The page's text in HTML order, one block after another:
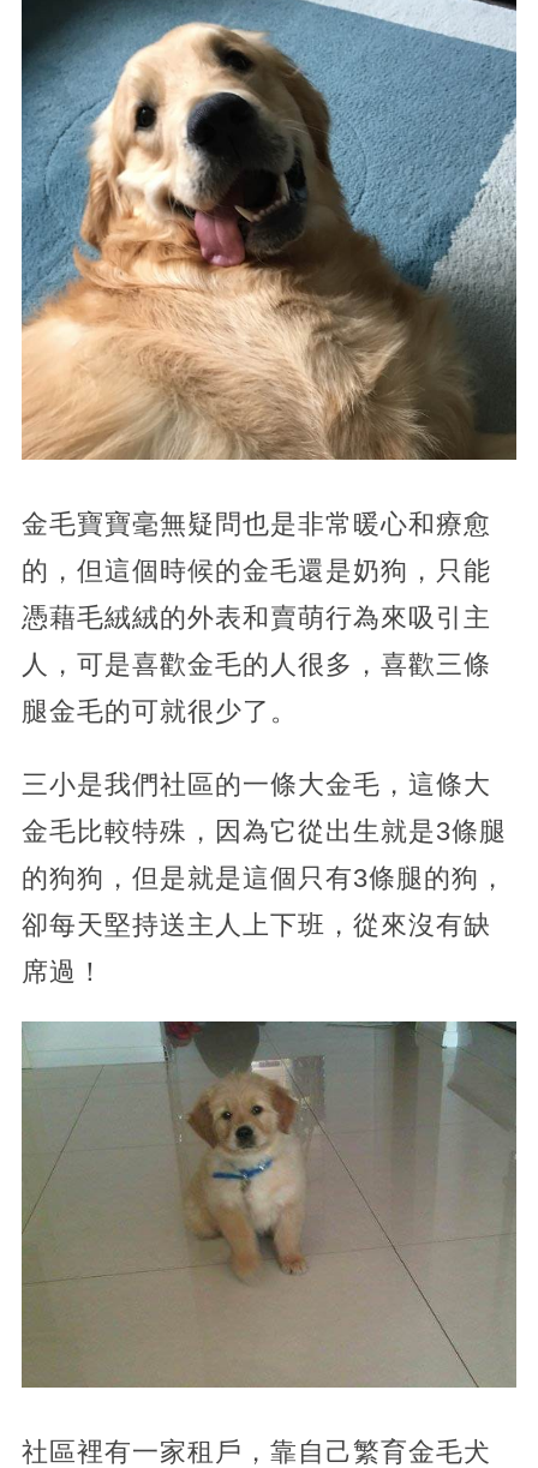
金毛寶寶毫無疑問也是非常暖心和療愈
的，但這個時候的金毛還是奶狗，只能
憑藉毛絨絨的外表和賣萌行為來吸引主
人，可是喜歡金毛的人很多，喜歡三條
腿金毛的可就很少了。
三小是我們社區的一條大金毛，這條大
金毛比較特殊，因為它從出生就是3條腿
的狗狗，但是就是這個只有3條腿的狗，
卻每天堅持送主人上下班，從來沒有缺
席過！
社區裡有一家租戶，靠自己繁育金毛犬